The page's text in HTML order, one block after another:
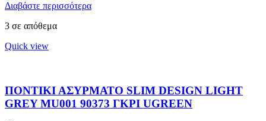
Διαβάστε περισσότερα
3 σε απόθεμα
Quick view
ΠΟΝΤΙΚΙ ΑΣΥΡΜΑΤΟ SLIM DESIGN LIGHT
GREY MU001 90373 ΓΚΡΙ UGREEN